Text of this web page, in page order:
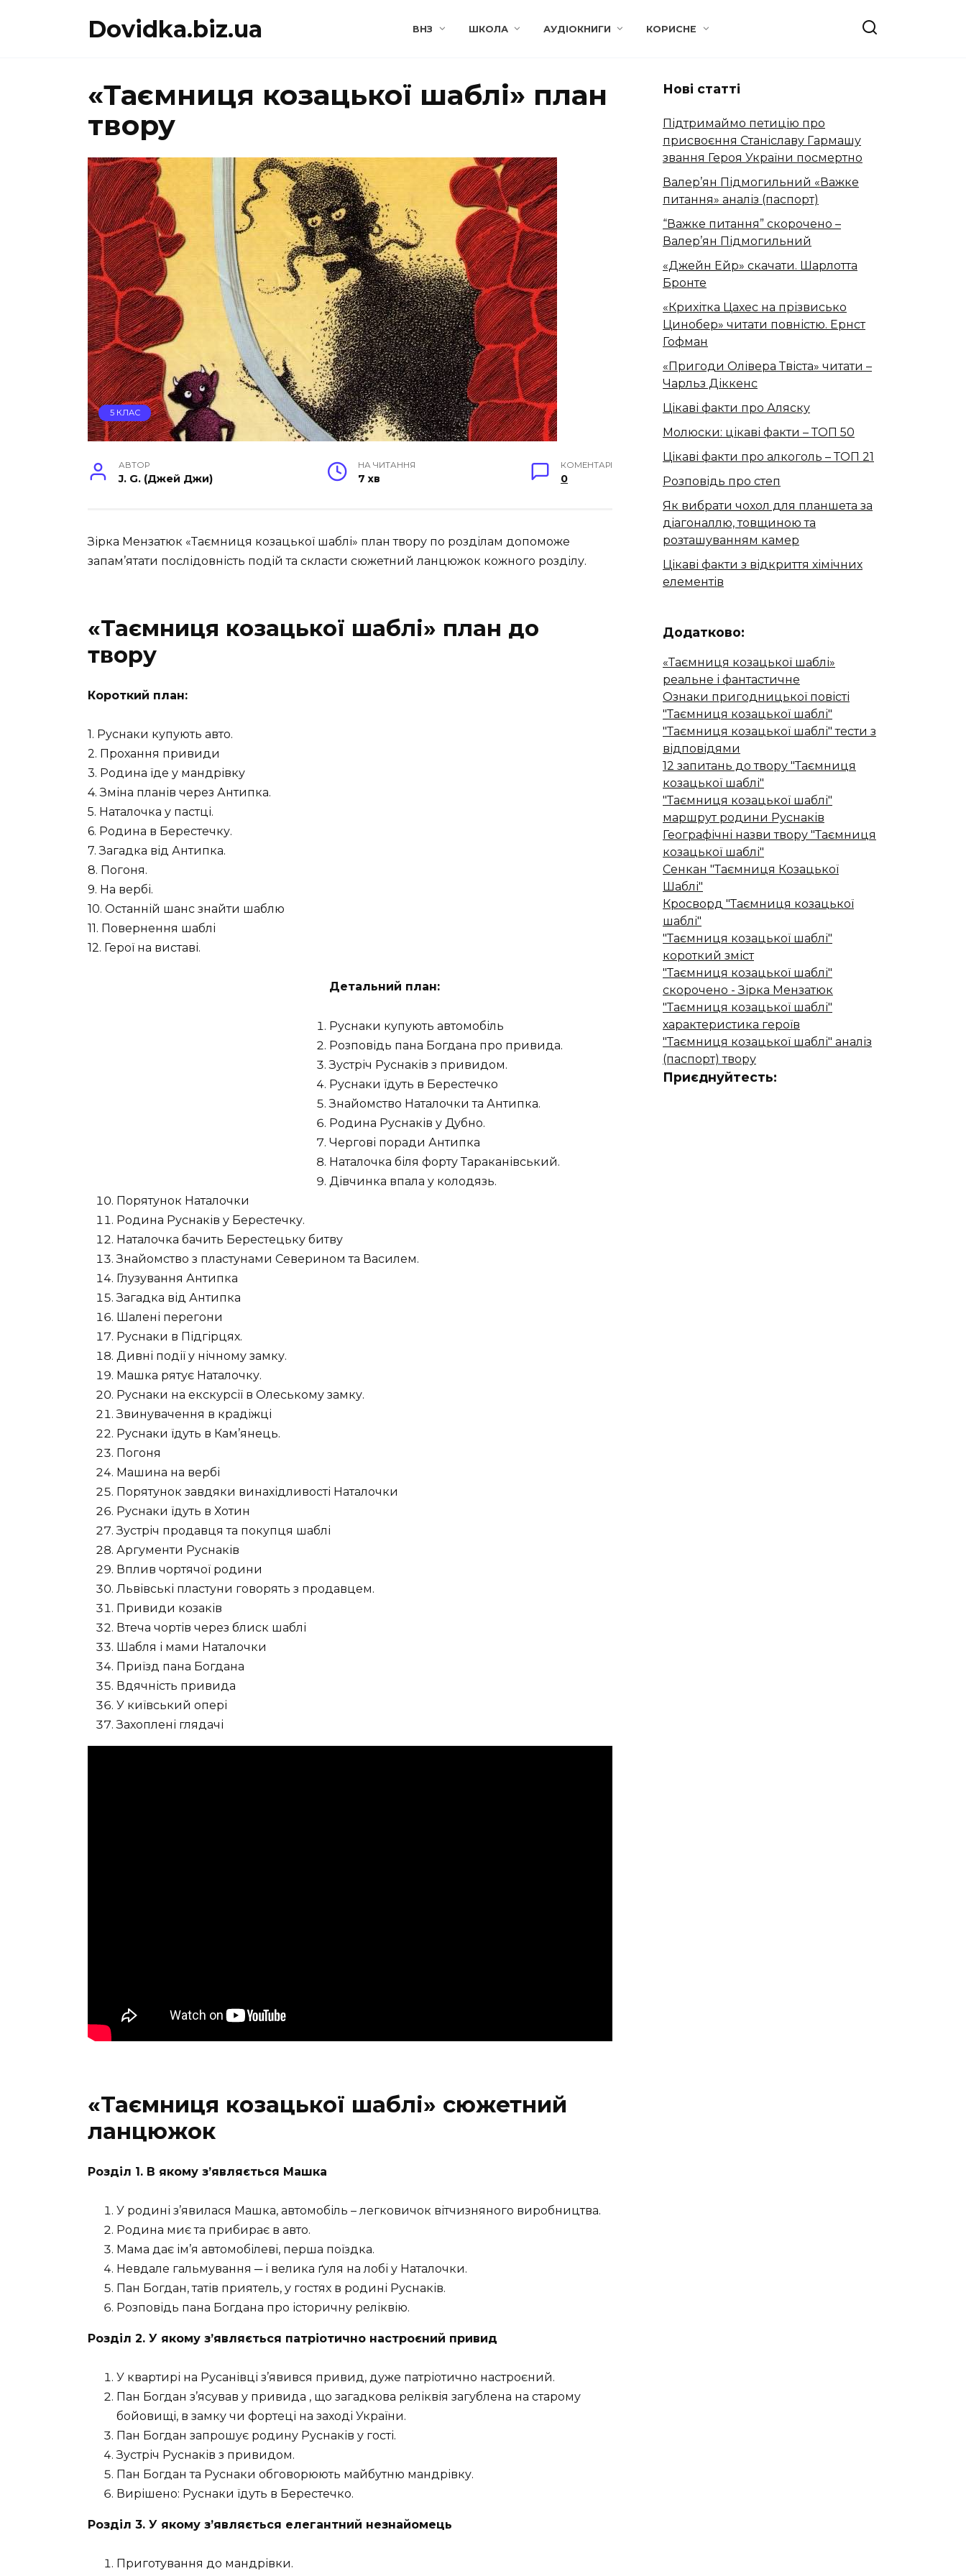
Dovidka.biz.ua ВНЗ ШКОЛА АУДІОКНИГИ КОРИСНЕ
«Таємниця козацької шаблі» план
твору
5 КЛАС
АВТОР
J. G. (Джей Джи)
НА ЧИТАННЯ
7 хв
КОМЕНТАРІ
0
Зірка Мензатюк «Таємниця козацької шаблі» план твору по розділам допоможе
запам’ятати послідовність подій та скласти сюжетний ланцюжок кожного розділу.
«Таємниця козацької шаблі» план до
твору
Короткий план:
1. Руснаки купують авто.
2. Прохання привиди
3. Родина їде у мандрівку
4. Зміна планів через Антипка.
5. Наталочка у пастці.
6. Родина в Берестечку.
7. Загадка від Антипка.
8. Погоня.
9. На вербі.
10. Останній шанс знайти шаблю
11. Повернення шаблі
12. Герої на виставі.
Детальний план:
Руснаки купують автомобіль
Розповідь пана Богдана про привида.
Зустріч Руснаків з привидом.
Руснаки їдуть в Берестечко
Знайомство Наталочки та Антипка.
Родина Руснаків у Дубно.
Чергові поради Антипка
Наталочка біля форту Тараканівський.
Дівчинка впала у колодязь.
Порятунок Наталочки
Родина Руснаків у Берестечку.
Наталочка бачить Берестецьку битву
Знайомство з пластунами Северином та Василем.
Глузування Антипка
Загадка від Антипка
Шалені перегони
Руснаки в Підгірцях.
Дивні події у нічному замку.
Машка рятує Наталочку.
Руснаки на екскурсії в Олеському замку.
Звинувачення в крадіжці
Руснаки їдуть в Кам’янець.
Погоня
Машина на вербі
Порятунок завдяки винахідливості Наталочки
Руснаки їдуть в Хотин
Зустріч продавця та покупця шаблі
Аргументи Руснаків
Вплив чортячої родини
Львівські пластуни говорять з продавцем.
Привиди козаків
Втеча чортів через блиск шаблі
Шабля і мами Наталочки
Приїзд пана Богдана
Вдячність привида
У київський опері
Захоплені глядачі
«Таємниця козацької шаблі» сюжетний
ланцюжок
Розділ 1. В якому з’являється Машка
У родині з’явилася Машка, автомобіль – легковичок вітчизняного виробництва.
Родина миє та прибирає в авто.
Мама дає ім’я автомобілеві, перша поїздка.
Невдале гальмування ─і велика ґуля на лобі у Наталочки.
Пан Богдан, татів приятель, у гостях в родині Руснаків.
Розповідь пана Богдана про історичну реліквію.
Розділ 2. У якому з’являється патріотично настроєний привид
У квартирі на Русанівці з’явився привид, дуже патріотично настроєний.
Пан Богдан з’ясував у привида , що загадкова реліквія загублена на старому
бойовищі, в замку чи фортеці на заході України.
Пан Богдан запрошує родину Руснаків у гості.
Зустріч Руснаків з привидом.
Пан Богдан та Руснаки обговорюють майбутню мандрівку.
Вирішено: Руснаки їдуть в Берестечко.
Розділ 3. У якому з’являється елегантний незнайомець
Приготування до мандрівки.
Нові статті
Підтримаймо петицію про
присвоєння Станіславу Гармашу
звання Героя України посмертно
Валер’ян Підмогильний «Важке
питання» аналіз (паспорт)
“Важке питання” скорочено –
Валер’ян Підмогильний
«Джейн Ейр» скачати. Шарлотта
Бронте
«Крихітка Цахес на прізвисько
Цинобер» читати повністю. Ернст
Гофман
«Пригоди Олівера Твіста» читати –
Чарльз Діккенс
Цікаві факти про Аляску
Молюски: цікаві факти – ТОП 50
Цікаві факти про алкоголь – ТОП 21
Розповідь про степ
Як вибрати чохол для планшета за
діагоналлю, товщиною та
розташуванням камер
Цікаві факти з відкриття хімічних
елементів
Додатково:
«Таємниця козацької шаблі»
реальне і фантастичне
Ознаки пригодницької повісті
"Таємниця козацької шаблі"
"Таємниця козацької шаблі" тести з
відповідями
12 запитань до твору "Таємниця
козацької шаблі"
"Таємниця козацької шаблі"
маршрут родини Руснаків
Географічні назви твору "Таємниця
козацької шаблі"
Сенкан "Таємниця Козацької
Шаблі"
Кросворд "Таємниця козацької
шаблі"
"Таємниця козацької шаблі"
короткий зміст
"Таємниця козацької шаблі"
скорочено - Зірка Мензатюк
"Таємниця козацької шаблі"
характеристика героїв
"Таємниця козацької шаблі" аналіз
(паспорт) твору
Приєднуйтесть: